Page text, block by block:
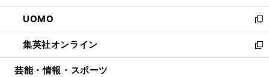
開
く
ウ
で
開
く
ン
ド
ウ
で
開
ウ
ィ
ン
ド
ウ
し
い
ウ
ィ
ン
UOMO
新
し
い
ウ
集英社オンライン
新
し
芸能・情報・スポーツ